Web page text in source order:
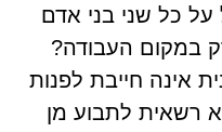
כל שני בני אדם
במקום העבודה?
אינה חייבת לפנות
רשאית לתבוע מן